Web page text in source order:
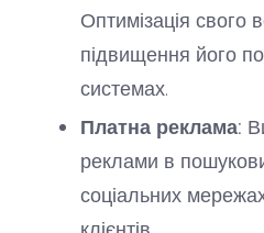
Оптимізація свого
підвищення його
системах.
Платна реклама:
реклами в
соціальних